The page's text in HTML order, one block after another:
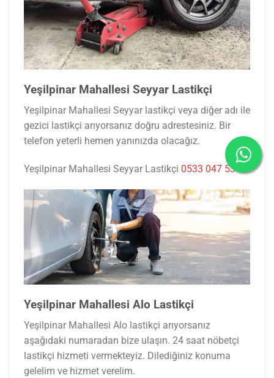
Yeşilpinar Mahallesi Seyyar Lastikçi
Yeşilpinar Mahallesi Seyyar lastikçi veya diğer adı ile
gezici lastikçi arıyorsanız doğru adrestesiniz. Bir
telefon yeterli hemen yanınızda olacağız.
Yeşilpinar Mahallesi Seyyar Lastikçi 0533 047 53 77
Yeşilpinar Mahallesi Alo Lastikçi
Yeşilpinar Mahallesi Alo lastikçi arıyorsanız
aşağıdaki numaradan bize ulaşın. 24 saat nöbetçi
lastikçi hizmeti vermekteyiz. Dilediğiniz konuma
gelelim ve hizmet verelim.